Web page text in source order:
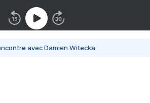
avec Damien Witecka